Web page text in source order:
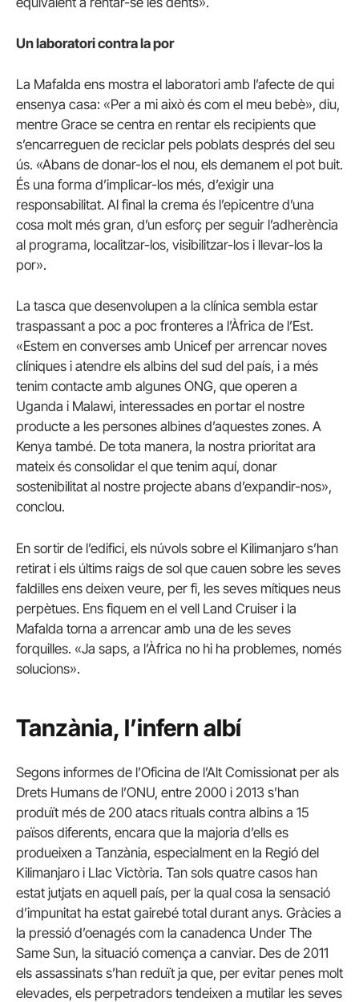
Un laboratori contra la por
La Mafalda ens mostra el laboratori amb l’afecte de qui
ensenya casa: «Per a mi això és com el meu bebè», diu,
mentre Grace se centra en rentar els recipients que
s’encarreguen de reciclar pels poblats després del seu
ús. «Abans de donar-los el nou, els demanem el pot buit.
És una forma d’implicar-los més, d’exigir una
responsabilitat. Al final la crema és l’epicentre d’una
cosa molt més gran, d’un esforç per seguir l’adherència
al programa, localitzar-los, visibilitzar-los i llevar-los la
por».
La tasca que desenvolupen a la clínica sembla estar
traspassant a poc a poc fronteres a l’Àfrica de l’Est.
«Estem en converses amb Unicef ​​per arrencar noves
clíniques i atendre els albins del sud del país, i a més
tenim contacte amb algunes ONG, que operen a
Uganda i Malawi, interessades en portar el nostre
producte a les persones albines d’aquestes zones. A
Kenya també. De tota manera, la nostra prioritat ara
mateix és consolidar el que tenim aquí, donar
sostenibilitat al nostre projecte abans d’expandir-nos»,
conclou.
En sortir de l’edifici, els núvols sobre el Kilimanjaro s’han
retirat i els últims raigs de sol que cauen sobre les seves
faldilles ens deixen veure, per fi, les seves mítiques neus
perpètues. Ens fiquem en el vell Land Cruiser i la
Mafalda torna a arrencar amb una de les seves
forquilles. «Ja saps, a l’Àfrica no hi ha problemes, només
solucions».
Tanzània, l’infern albí
Segons informes de l’Oficina de l’Alt Comissionat per als
Drets Humans de l’ONU, entre 2000 i 2013 s’han
produït més de 200 atacs rituals contra albins a 15
països diferents, encara que la majoria d’ells es
produeixen a Tanzània, especialment en la Regió del
Kilimanjaro i Llac Victòria. Tan sols quatre casos han
estat jutjats en aquell país, per la qual cosa la sensació
d’impunitat ha estat gairebé total durant anys. Gràcies a
la pressió d’oenagés com la canadenca Under The
Same Sun, la situació comença a canviar. Des de 2011
els assassinats s’han reduït ja que, per evitar penes molt
elevades, els perpetradors tendeixen a mutilar les seves